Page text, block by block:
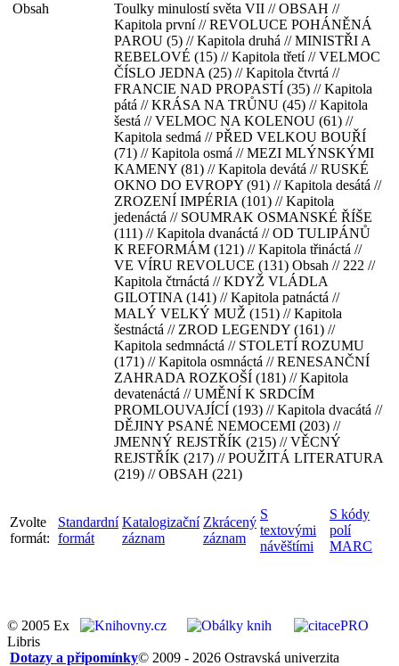
Obsah
Toulky minulostí světa VII // OBSAH //
Kapitola první // REVOLUCE POHÁNĚNÁ
PAROU (5) // Kapitola druhá // MINISTŘI A
REBELOVÉ (15) // Kapitola třetí // VELMOC
ČÍSLO JEDNA (25) // Kapitola čtvrtá //
FRANCIE NAD PROPASTÍ (35) // Kapitola
pátá // KRÁSA NA TRŮNU (45) // Kapitola
šestá // VELMOC NA KOLENOU (61) //
Kapitola sedmá // PŘED VELKOU BOUŘÍ
(71) // Kapitola osmá // MEZI MLÝNSKÝMI
KAMENY (81) // Kapitola devátá // RUSKÉ
OKNO DO EVROPY (91) // Kapitola desátá //
ZROZENÍ IMPÉRIA (101) // Kapitola
jedenáctá // SOUMRAK OSMANSKÉ ŘÍŠE
(111) // Kapitola dvanáctá // OD TULIPÁNŮ
К REFORMÁM (121) // Kapitola třináctá //
VE VÍRU REVOLUCE (131) Obsah // 222 //
Kapitola čtrnáctá // KDYŽ VLÁDLA
GILOTINA (141) // Kapitola patnáctá //
MALÝ VELKÝ MUŽ (151) // Kapitola
šestnáctá // ZROD LEGENDY (161) //
Kapitola sedmnáctá // STOLETÍ ROZUMU
(171) // Kapitola osmnáctá // RENESANČNÍ
ZAHRADA ROZKOŠÍ (181) // Kapitola
devatenáctá // UMĚNÍ K SRDCÍM
PROMLOUVAJÍCÍ (193) // Kapitola dvacátá //
DĚJINY PSANÉ NEMOCEMI (203) //
JMENNÝ REJSTŘÍK (215) // VĚCNÝ
REJSTŘÍK (217) // POUŽITÁ LITERATURA
(219) // OBSAH (221)
Zvolte
formát:
Standardní
formát
Katalogizační
záznam
Zkrácený
záznam
S
textovými
návěštími
S kódy
polí
MARC
© 2005 Ex
Libris
© 2009 - 2026 Ostravská univerzita
Dotazy a připomínky